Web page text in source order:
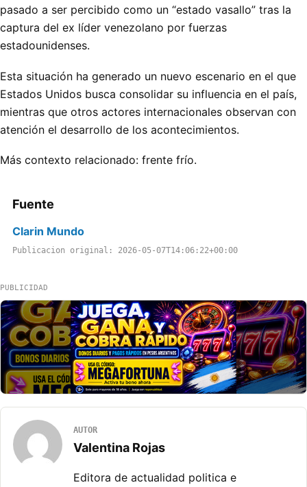
pasado a ser percibido como un “estado vasallo” tras la
captura del ex líder venezolano por fuerzas
estadounidenses.
Esta situación ha generado un nuevo escenario en el que
Estados Unidos busca consolidar su influencia en el país,
mientras que otros actores internacionales observan con
atención el desarrollo de los acontecimientos.
Más contexto relacionado: frente frío.
Fuente
Clarin Mundo
Publicacion original: 2026-05-07T14:06:22+00:00
PUBLICIDAD
AUTOR
Valentina Rojas
Editora de actualidad politica e